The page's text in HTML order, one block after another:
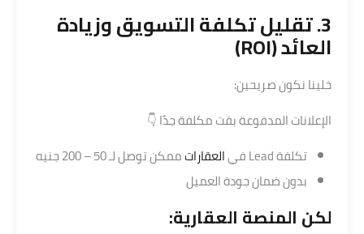
3. تقليل تكلفة التسويق وزيادة
العائد (ROI)
خلينا نكون صريحين:
الإعلانات المدفوعة بقت مكلفة جدًا 👇
تكلفة Lead في
العقاراتممكن توصل لـ 50 – 200 جنيه
بدون ضمان جودة العميل
لكن المنصة العقارية: